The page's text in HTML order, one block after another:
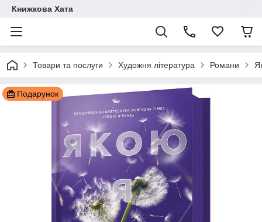
Книжкова Хата
Товари та послуги Художня література Романи
Подарунок